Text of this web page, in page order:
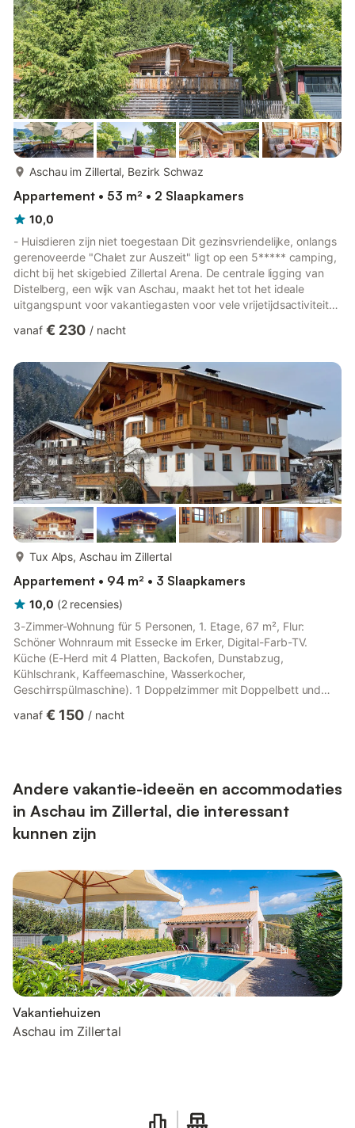
Aschau im Zillertal, Bezirk Schwaz
Appartement • 53 m² • 2 Slaapkamers
10,0
- Huisdieren zijn niet toegestaan Dit gezinsvriendelijke, onlangs
gerenoveerde "Chalet zur Auszeit" ligt op een 5***** camping,
dicht bij het skigebied Zillertal Arena. De centrale ligging van
Distelberg, een wijk van Aschau, maakt het tot het ideale
uitgangspunt voor vakantiegasten voor vele vrijetijdsactiviteiten
touwenparcours. Het gezellige chalet heeft een woonkamer,
en een badkamer en is dus geschikt voor 4 personen. Extra
voorzieningen zijn onder meer WiFi, satelliet-t...
vanaf € 230 / nacht
Tux Alps, Aschau im Zillertal
Appartement • 94 m² • 3 Slaapkamers
10,0 (2 recensies)
3-Zimmer-Wohnung für 5 Personen, 1. Etage, 67 m², Flur:
Schöner Wohnraum mit Essecke im Erker, Digital-Farb-TV.
Küche (E-Herd mit 4 Platten, Backofen, Dunstabzug,
Kühlschrank, Kaffeemaschine, Wasserkocher,
Geschirrspülmaschine). 1 Doppelzimmer mit Doppelbett und
Dusche/Doppelwaschbecken/WC, Skiraum, Skischuhtrockner.
Bauernhof ist Teil eines Landwirts...
vanaf € 150 / nacht
Andere vakantie-ideeën en accommodaties
in Aschau im Zillertal, die interessant
kunnen zijn
Vakantiehuizen
Aschau im Zillertal